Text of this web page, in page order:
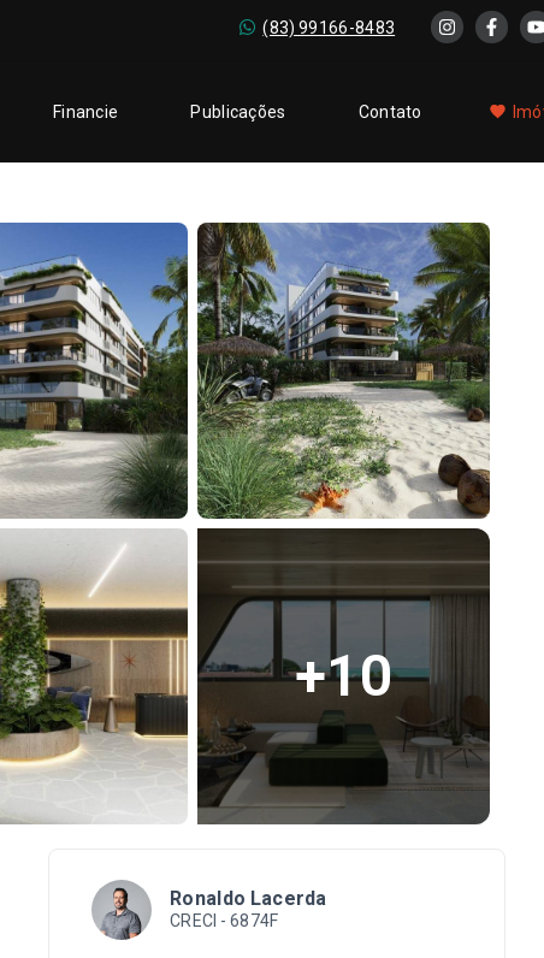
(83) 99166-8483
Financie Publicações Contato
+10
Ronaldo Lacerda
CRECI - 6874F